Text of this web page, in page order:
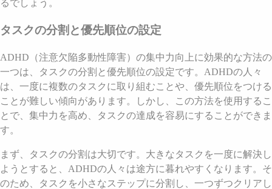
るでしょう。
タスクの分割と優先順位の設定
ADHD（注意欠陥多動性障害）の集中力向上に効果的な方法の
一つは、タスクの分割と優先順位の設定です。ADHDの人々
は、一度に複数のタスクに取り組むことや、優先順位をつける
ことが難しい傾向があります。しかし、この方法を使用するこ
とで、集中力を高め、タスクの達成を容易にすることができま
す。
まず、タスクの分割は大切です。大きなタスクを一度に解決し
ようとすると、ADHDの人々は途方に暮れやすくなります。そ
のため、タスクを小さなステップに分割し、一つずつクリアし